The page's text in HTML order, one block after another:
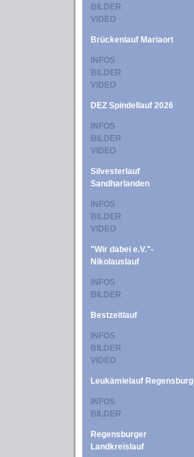
BILDER
VIDEO
Brückenlauf Mariaort
INFOS
BILDER
VIDEO
DEZ Spindellauf 2026
INFOS
BILDER
VIDEO
Silvesterlauf
Sandharlanden
INFOS
BILDER
VIDEO
"Wir dabei e.V."-
Nikolauslauf
INFOS
BILDER
Bestzeitlauf
INFOS
BILDER
VIDEO
Leukämielauf Regensburg
INFOS
BILDER
Regensburger
Landkreislauf